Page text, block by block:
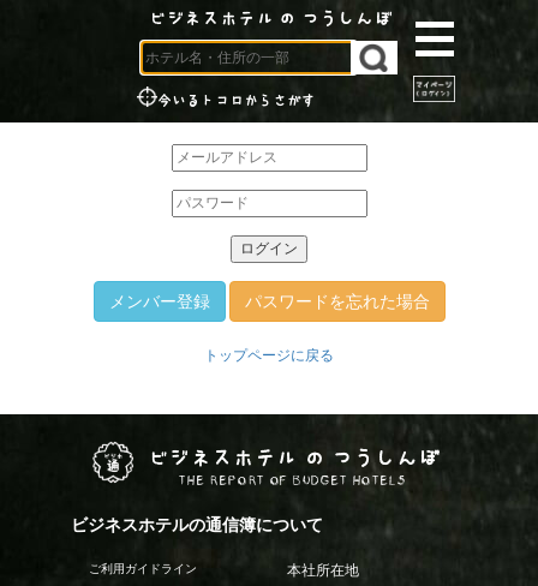
ビジネスホテル の つうしんぼ
今いるトコロからさがす
メンバー登録 パスワードを忘れた場合
トップページに戻る
ビジネスホテル の つうしんぼ
THE REPORT OF BUDGET HOTELS
ビジネスホテルの通信簿について
ご利用ガイドライン
本社所在地